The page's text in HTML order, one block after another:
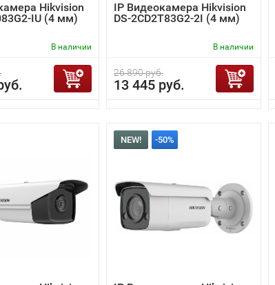
Hikvision
IU (4 мм)
В наличии
IP Видеокамера Hikvision
DS-2CD2T83G2-2I (4 мм)
В наличии
26 890 руб.
13 445 руб.
NEW! -50%